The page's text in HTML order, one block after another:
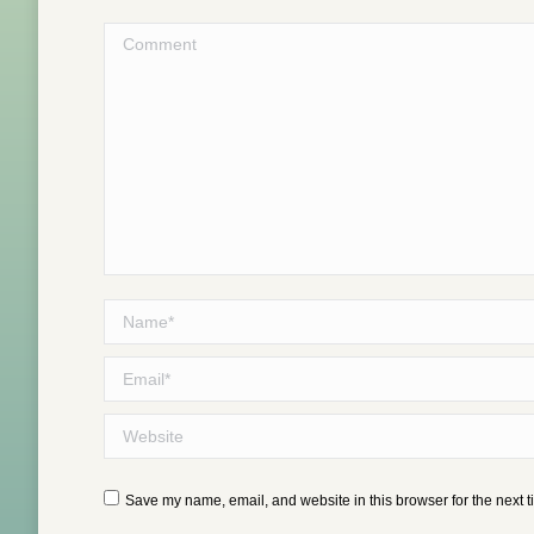
Comment
Name *
Email *
Website
Save my name, email, and website in this browser for the next